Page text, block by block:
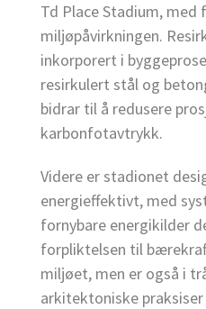
Td Place Stadium, med
miljøpåvirkningen.
inkorporert i
resirkulert stål og
bidrar til å redusere
karbonfotavtrykk.
Videre er stadionet
energieffektivt, med
fornybare energikilder
forpliktelsen til
miljøet, men er også i
arkitektoniske